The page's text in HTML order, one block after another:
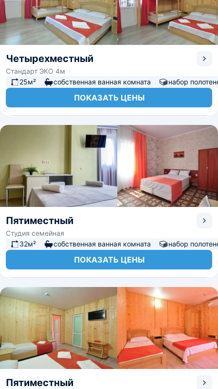
Четырехместный
Стандарт ЭКО 4м
25м²
собственная ванная комната набор
ПОКАЗАТЬ ЦЕНЫ
Пятиместный
Студия семейная
32м²
собственная ванная комната набор
ПОКАЗАТЬ ЦЕНЫ
Пятиместный